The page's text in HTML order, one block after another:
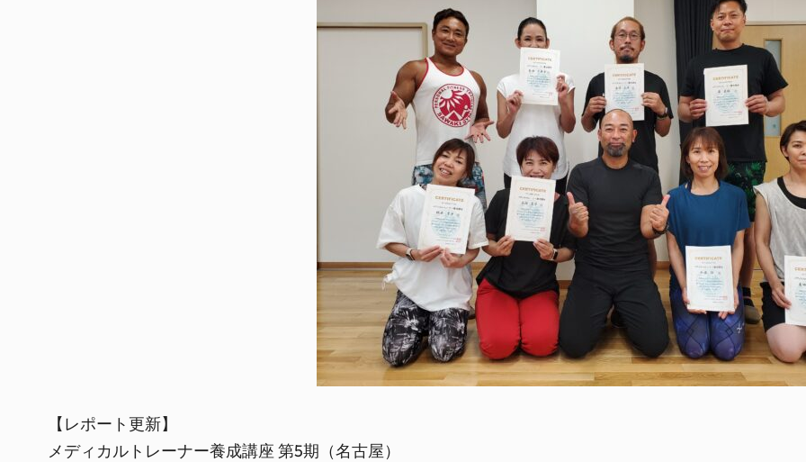
【レポート更新】
メディカルトレーナー養成講座 第5期（名古屋）